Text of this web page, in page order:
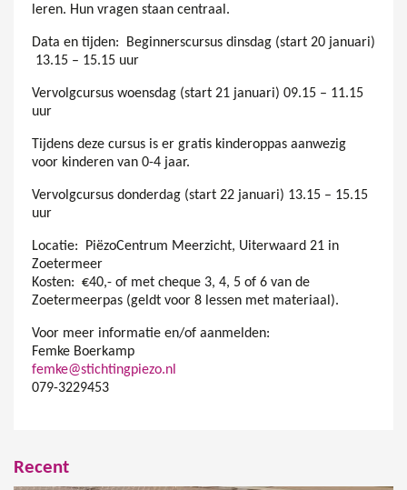
leren. Hun vragen staan centraal.
Data en tijden: Beginnerscursus dinsdag (start 20 januari)
13.15 – 15.15 uur
Vervolgcursus woensdag (start 21 januari) 09.15 – 11.15
uur
Tijdens deze cursus is er gratis kinderoppas aanwezig
voor kinderen van 0-4 jaar.
Vervolgcursus donderdag (start 22 januari) 13.15 – 15.15
uur
Locatie: PiëzoCentrum Meerzicht, Uiterwaard 21 in
Zoetermeer
Kosten: €40,- of met cheque 3, 4, 5 of 6 van de
Zoetermeerpas (geldt voor 8 lessen met materiaal).
Voor meer informatie en/of aanmelden:
Femke Boerkamp
femke@stichtingpiezo.nl
079-3229453
Recent